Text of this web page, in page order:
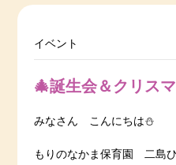
イベント
🎄誕生会＆クリス
みなさん こんにちは⛄
もりのなかま保育園 二島